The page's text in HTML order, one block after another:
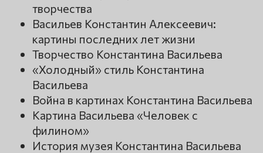
творчества
Васильев Константин Алексеевич:
картины последних лет жизни
Творчество Константина Васильева
«Холодный» стиль Константина
Васильева
Война в картинах Константина Васильева
Картина Васильева «Человек с
филином»
История музея Константина Васильева